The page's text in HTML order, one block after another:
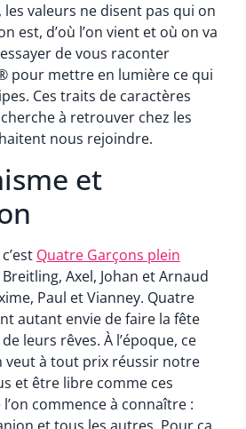
valeurs ne disent pas qui on
est, d’où l’on vient et où on va
de vous raconter
pour mettre en lumière ce qui
Ces traits de caractères
à retrouver chez les
nous rejoindre.
et
Quatre Garçons plein
Axel, Johan et Arnaud
Paul et Vianney. Quatre
autant envie de faire la fête
leurs rêves. À l’époque, ce
veut à tout prix réussir notre
et être libre comme ces
commence à connaître :
et tous les autres. Pour ça,